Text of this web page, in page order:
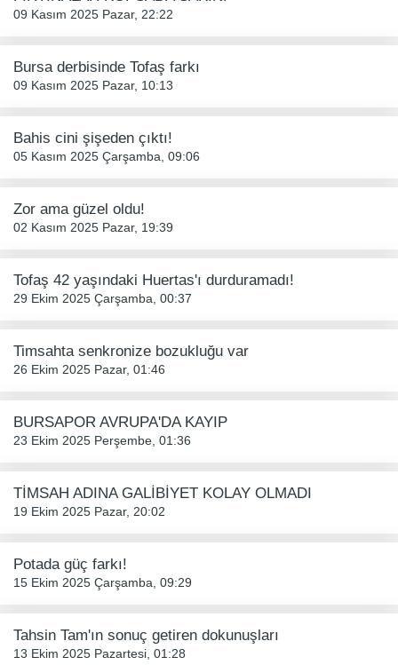
09 Kasım 2025 Pazar, 22:22
Bursa derbisinde Tofaş farkı
09 Kasım 2025 Pazar, 10:13
Bahis cini şişeden çıktı!
05 Kasım 2025 Çarşamba, 09:06
Zor ama güzel oldu!
02 Kasım 2025 Pazar, 19:39
Tofaş 42 yaşındaki Huertas'ı durduramadı!
29 Ekim 2025 Çarşamba, 00:37
Timsahta senkronize bozukluğu var
26 Ekim 2025 Pazar, 01:46
BURSAPOR AVRUPA'DA KAYIP
23 Ekim 2025 Perşembe, 01:36
TİMSAH ADINA GALİBİYET KOLAY OLMADI
19 Ekim 2025 Pazar, 20:02
Potada güç farkı!
15 Ekim 2025 Çarşamba, 09:29
Tahsin Tam'ın sonuç getiren dokunuşları
13 Ekim 2025 Pazartesi, 01:28